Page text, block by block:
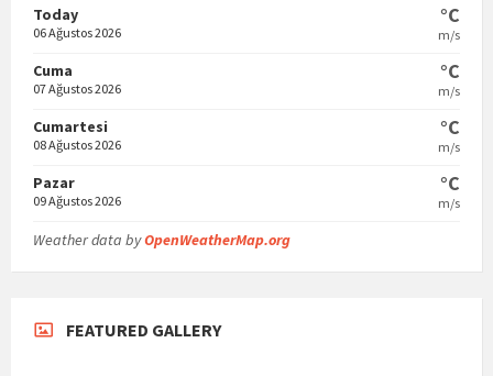
Today
06 Ağustos 2026
°C
m/s
Cuma
07 Ağustos 2026
°C
m/s
Cumartesi
08 Ağustos 2026
°C
m/s
Pazar
09 Ağustos 2026
°C
m/s
Weather data byOpenWeatherMap.org
FEATURED GALLERY